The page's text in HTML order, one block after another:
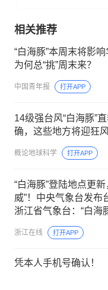
相关推荐
“白海豚”本周末将影
为何总“挑”周末来？
中国青年报 打开APP
14级强台风“白海豚”
确，这些地方将迎狂
概论地球科学 打开APP
“白海豚”登陆地点更
威”！中央气象台发布
浙江省气象台：“白海
登陆，风雨影响时间长
浙江在线 打开APP
凭本人手机号确认！